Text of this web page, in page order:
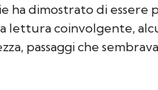
dimostrato di
coinvolgente,
passaggi che